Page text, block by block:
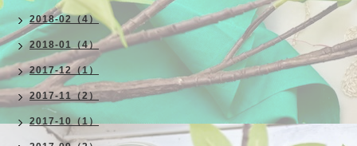
2018-02（4）
2018-01（4）
2017-12（1）
2017-11（2）
2017-10（1）